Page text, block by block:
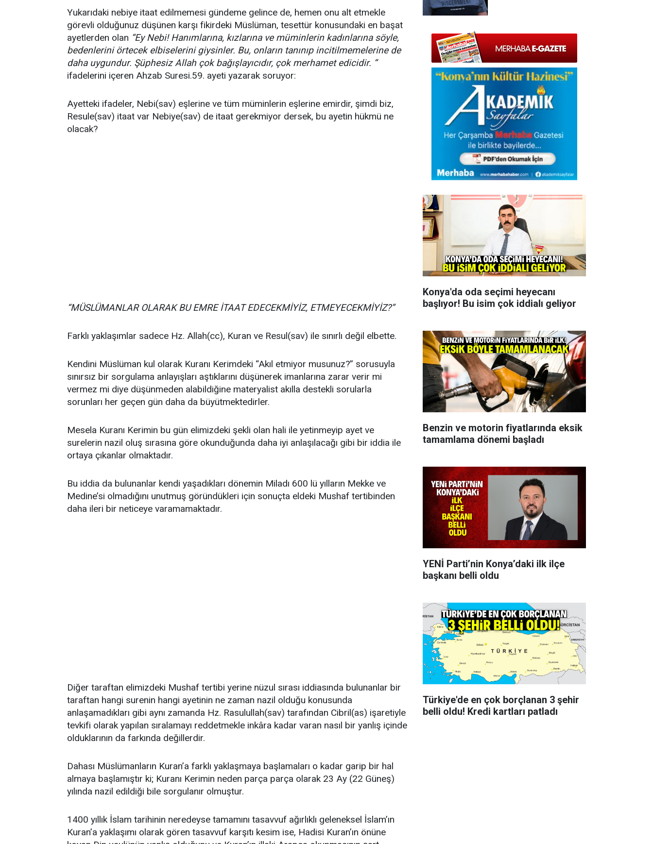
Yukarıdaki nebiye itaat edilmemesi gündeme gelince de, hemen onu alt etmekle
görevli olduğunuz düşünen karşı fikirdeki Müslüman, tesettür konusundaki en başat
ayetlerden olan “Ey Nebi! Hanımlarına, kızlarına ve müminlerin kadınlarına söyle,
bedenlerini örtecek elbiselerini giysinler. Bu, onların tanınıp incitilmemelerine de
daha uygundur. Şüphesiz Allah çok bağışlayıcıdır, çok merhamet edicidir. “
ifadelerini içeren Ahzab Suresi.59. ayeti yazarak soruyor:
Ayetteki ifadeler, Nebi(sav) eşlerine ve tüm müminlerin eşlerine emirdir, şimdi biz,
Resule(sav) itaat var Nebiye(sav) de itaat gerekmiyor dersek, bu ayetin hükmü ne
olacak?
“MÜSLÜMANLAR OLARAK BU EMRE İTAAT EDECEKMİYİZ, ETMEYECEKMİYİZ?”
Farklı yaklaşımlar sadece Hz. Allah(cc), Kuran ve Resul(sav) ile sınırlı değil elbette.
Kendini Müslüman kul olarak Kuranı Kerimdeki “Akıl etmiyor musunuz?” sorusuyla
sınırsız bir sorgulama anlayışları aştıklarını düşünerek imanlarına zarar verir mi
vermez mi diye düşünmeden alabildiğine materyalist akılla destekli sorularla
sorunları her geçen gün daha da büyütmektedirler.
Mesela Kuranı Kerimin bu gün elimizdeki şekli olan hali ile yetinmeyip ayet ve
surelerin nazil oluş sırasına göre okunduğunda daha iyi anlaşılacağı gibi bir iddia ile
ortaya çıkanlar olmaktadır.
Bu iddia da bulunanlar kendi yaşadıkları dönemin Miladı 600 lü yılların Mekke ve
Medine’si olmadığını unutmuş göründükleri için sonuçta eldeki Mushaf tertibinden
daha ileri bir neticeye varamamaktadır.
Diğer taraftan elimizdeki Mushaf tertibi yerine nüzul sırası iddiasında bulunanlar bir
taraftan hangi surenin hangi ayetinin ne zaman nazil olduğu konusunda
anlaşamadıkları gibi aynı zamanda Hz. Rasulullah(sav) tarafından Cibril(as) işaretiyle
tevkifi olarak yapılan sıralamayı reddetmekle inkâra kadar varan nasıl bir yanlış içinde
olduklarının da farkında değillerdir.
Dahası Müslümanların Kuran’a farklı yaklaşmaya başlamaları o kadar garip bir hal
almaya başlamıştır ki; Kuranı Kerimin neden parça parça olarak 23 Ay (22 Güneş)
yılında nazil edildiği bile sorgulanır olmuştur.
1400 yıllık İslam tarihinin neredeyse tamamını tasavvuf ağırlıklı geleneksel İslam’ın
Kuran’a yaklaşımı olarak gören tasavvuf karşıtı kesim ise, Hadisi Kuran’ın önüne
Konya'da oda seçimi heyecanı
başlıyor! Bu isim çok iddialı geliyor
Benzin ve motorin fiyatlarında eksik
tamamlama dönemi başladı
YENİ Parti’nin Konya’daki ilk ilçe
başkanı belli oldu
Türkiye'de en çok borçlanan 3 şehir
belli oldu! Kredi kartları patladı